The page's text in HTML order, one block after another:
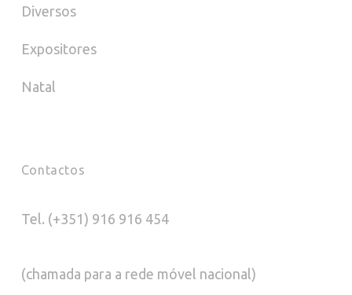
Diversos
Expositores
Natal
Contactos
Tel. (+351) 916 916 454
(chamada para a rede móvel nacional)